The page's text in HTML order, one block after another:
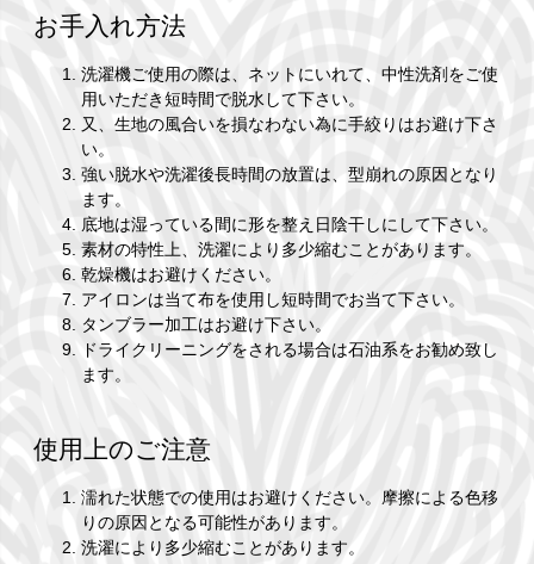
お手入れ方法
洗濯機ご使用の際は、ネットにいれて、中性洗剤をご使
用いただき短時間で脱水して下さい。
又、生地の風合いを損なわない為に手絞りはお避け下さ
い。
強い脱水や洗濯後長時間の放置は、型崩れの原因となり
ます。
底地は湿っている間に形を整え日陰干しにして下さい。
素材の特性上、洗濯により多少縮むことがあります。
乾燥機はお避けください。
アイロンは当て布を使用し短時間でお当て下さい。
タンブラー加工はお避け下さい。
ドライクリーニングをされる場合は石油系をお勧め致し
ます。
使用上のご注意
濡れた状態での使用はお避けください。摩擦による色移
りの原因となる可能性があります。
洗濯により多少縮むことがあります。